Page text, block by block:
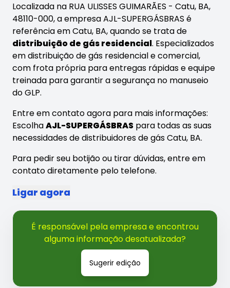
Localizada na RUA ULISSES GUIMARÃES - Catu, BA,
48110-000, a empresa AJL-SUPERGÁSBRAS é
referência em Catu, BA, quando se trata de
distribuição de gás residencial. Especializados
em distribuição de gás residencial e comercial,
com frota própria para entregas rápidas e equipe
treinada para garantir a segurança no manuseio
do GLP.
Entre em contato agora para mais informações:
EscolhaAJL-SUPERGÁSBRAS para todas as suas
necessidades de distribuidores de gás Catu, BA.
Para pedir seu botijão ou tirar dúvidas, entre em
contato diretamente pelo telefone.
Ligar agora
É responsável pela empresa e encontrou
alguma informação desatualizada?
Sugerir edição